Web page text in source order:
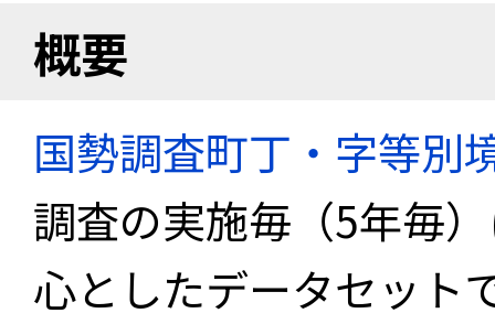
概要
国勢調査町丁・字等別
調査の実施毎（5年毎
心としたデータセット